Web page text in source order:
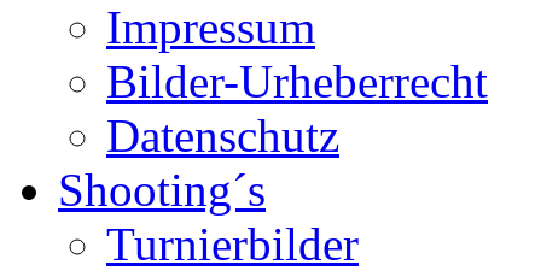
Impressum
Bilder-Urheberrecht
Datenschutz
Shooting´s
Turnierbilder